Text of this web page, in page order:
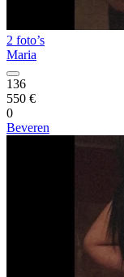
2 foto’s
Maria
136
550 €
0
Beveren